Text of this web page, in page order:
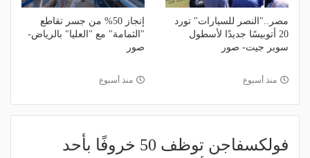
مصر.."النصر للسيارات" تورد
20 أتوبيسًا جديدًا لأسطول
سوبر جيت- صور
منذ أسبوع
إنجاز 50% من جسر تقاطع
"الثمامة" مع "العليا" بالرياض-
صور
منذ أسبوع
فولكسفاجن توظف 50 خروفًا بأحد